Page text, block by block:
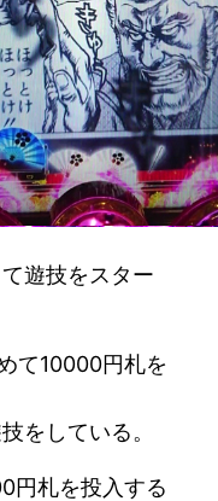
遊技をスター
て10000円札を
をしている。
円札を投入する